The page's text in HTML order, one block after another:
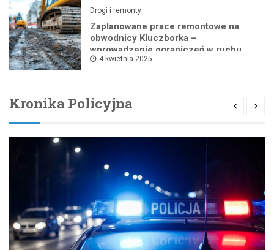
Drogi i remonty
Zaplanowane prace remontowe na
obwodnicy Kluczborka –
wprowadzenie ograniczeń w ruchu
drogowym
4 kwietnia 2025
Kronika Policyjna